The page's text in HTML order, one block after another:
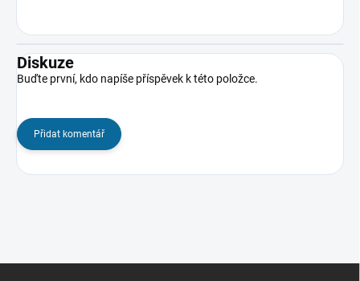
Diskuze
Buďte první, kdo napíše příspěvek k této položce.
Přidat komentář